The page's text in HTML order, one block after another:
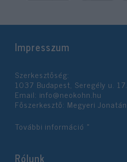
Impresszum
Szerkesztőség:
1037 Budapest, Seregély u. 17.
Email: info@neokohn.hu
Főszerkesztő: Megyeri Jonatán
További információ »
Rólunk